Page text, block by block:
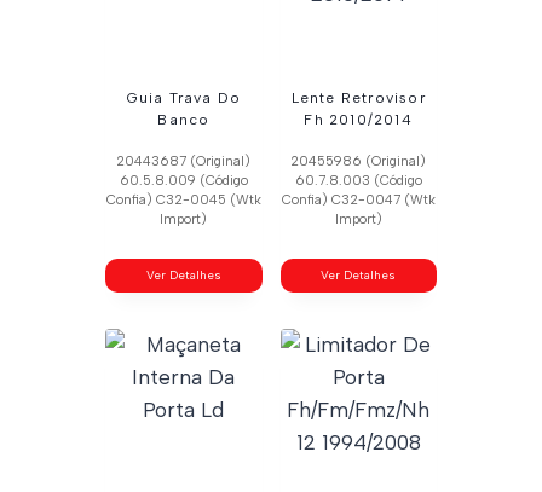
Guia Trava Do
Banco
20443687 (Original)
60.5.8.009 (Código
Confia) C32-0045 (Wtk
Import)
Ver Detalhes
Lente Retrovisor
Fh 2010/2014
20455986 (Original)
60.7.8.003 (Código
Confia) C32-0047 (Wtk
Import)
Ver Detalhes